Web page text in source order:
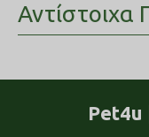
Αντίστοιχα
Pet4u